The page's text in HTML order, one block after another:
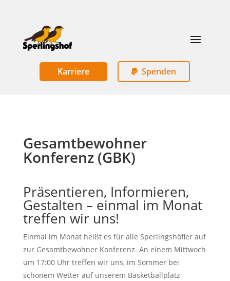
Karriere Spenden
Gesamtbewohner
Konferenz (GBK)
Präsentieren, Informieren,
Gestalten – einmal im Monat
treffen wir uns!
Einmal im Monat heißt es für alle Sperlingshöfler auf
zur Gesamtbewohner Konferenz. An einem Mittwoch
um 17:00 Uhr treffen wir uns, im Sommer bei
schönem Wetter auf unserem Basketballplatz